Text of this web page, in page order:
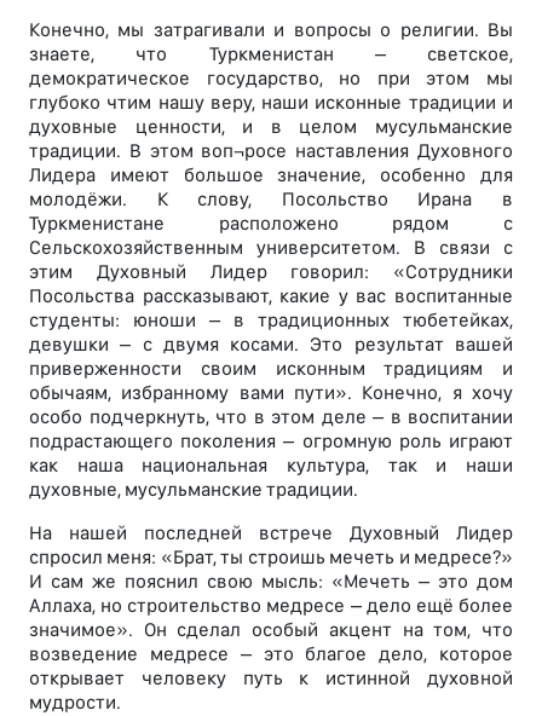
Конечно, мы затрагивали и вопросы о религии. Вы
знаете, что Туркменистан – светское,
демократическое государство, но при этом мы
глубоко чтим нашу веру, наши исконные традиции и
духовные ценности, и в целом мусульманские
традиции. В этом воп¬росе наставления Духовного
Лидера имеют большое значение, особенно для
молодёжи. К слову, Посольство Ирана в
Туркменистане расположено рядом с
Сельскохозяйственным университетом. В связи с
этим Духовный Лидер говорил: «Сотрудники
Посольства рассказывают, какие у вас воспитанные
студенты: юноши – в традиционных тюбетейках,
девушки – с двумя косами. Это результат вашей
приверженности своим исконным традициям и
обычаям, избранному вами пути». Конечно, я хочу
особо подчеркнуть, что в этом деле – в воспитании
подрастающего поколения – огромную роль играют
как наша национальная культура, так и наши
духовные, мусульманские традиции.
На нашей последней встрече Духовный Лидер
спросил меня: «Брат, ты строишь мечеть и медресе?»
И сам же пояснил свою мысль: «Мечеть – это дом
Аллаха, но строительство медресе – дело ещё более
значимое». Он сделал особый акцент на том, что
возведение медресе – это благое дело, которое
открывает человеку путь к истинной духовной
мудрости.